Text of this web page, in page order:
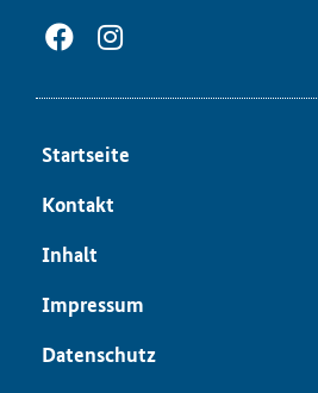
Start­sei­te
Kon­takt
In­halt
Im­pres­sum
Da­ten­schutz